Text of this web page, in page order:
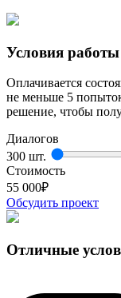
Условия
Оплачивается
не меньше 5
решение, чтобы
Диалогов
300 шт.
Стоимость
55 000₽
Обсудить проект
Отличные